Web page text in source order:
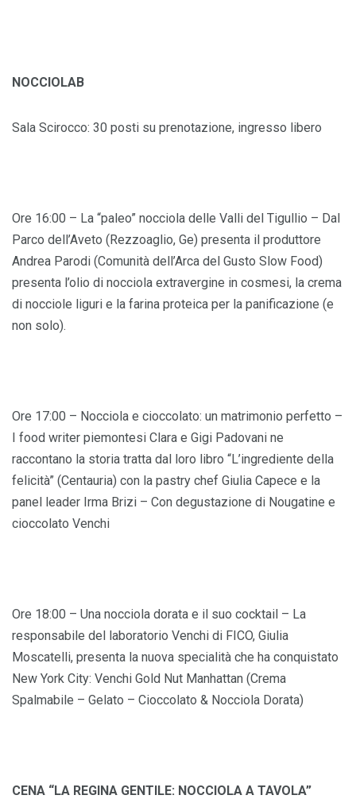
NOCCIOLAB
Sala Scirocco: 30 posti su prenotazione, ingresso libero
Ore 16:00 – La “paleo” nocciola delle Valli del Tigullio – Dal
Parco dell’Aveto (Rezzoaglio, Ge) presenta il produttore
Andrea Parodi (Comunità dell’Arca del Gusto Slow Food)
presenta l’olio di nocciola extravergine in cosmesi, la crema
di nocciole liguri e la farina proteica per la panificazione (e
non solo).
Ore 17:00 – Nocciola e cioccolato: un matrimonio perfetto –
I food writer piemontesi Clara e Gigi Padovani ne
raccontano la storia tratta dal loro libro “L’ingrediente della
felicità” (Centauria) con la pastry chef Giulia Capece e la
panel leader Irma Brizi – Con degustazione di Nougatine e
cioccolato Venchi
Ore 18:00 – Una nocciola dorata e il suo cocktail – La
responsabile del laboratorio Venchi di FICO, Giulia
Moscatelli, presenta la nuova specialità che ha conquistato
New York City: Venchi Gold Nut Manhattan (Crema
Spalmabile – Gelato – Cioccolato & Nocciola Dorata)
CENA “LA REGINA GENTILE: NOCCIOLA A TAVOLA”